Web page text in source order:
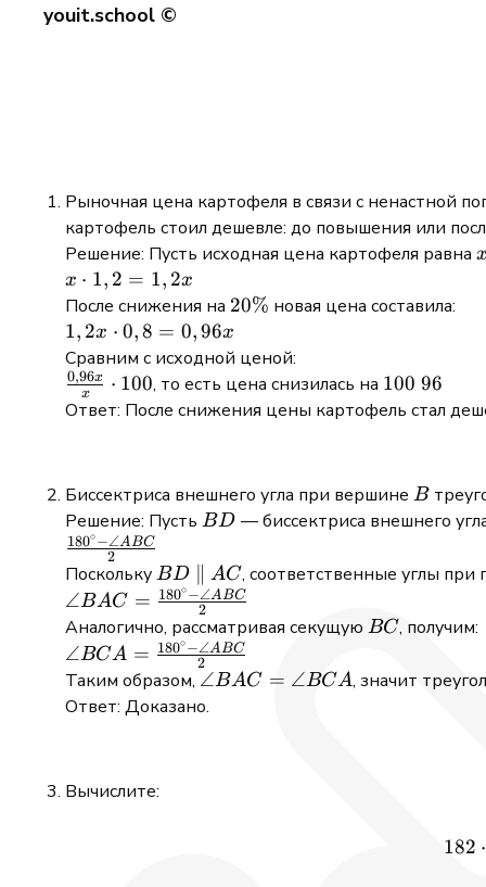
youit.school ©
Рыночная цена картофеля в связи с ненастной
картофель стоил дешевле: до повышения или
Решение: Пусть исходная цена картофеля равна x
x
\cdot
1,2 =
1,2x
x ⋅ 1, 2 = 1, 2x
После снижения на 20\%
20% новая цена составила:
1,2x
\cdot
0,8 =
0,96x
1, 2x ⋅ 0,8 = 0,96x
Сравним с исходной ценой:
\frac{0,96x}
{x} \cdot
x
0,96x ⋅ 100, то есть цена снизилась на 100\
96%
100 96
Ответ: После снижения цены картофель стал
Биссектриса внешнего угла при вершине B
B
Решение: Пусть BD
BD — биссектриса внешнего
\frac{180^\circ
- \angle ABC}
{2}
2
180∘−∠ABC
ПосколькуBD
BD \parallel
AC
AC, соответственные углы
\angle BAC =
\frac{180^\circ
- \angle ABC}
{2}
∠BAC = 2
180∘−∠ABC
Аналогично, рассматривая секущую BC
BC, получим:
\angle BCA =
\frac{180^\circ
- \angle ABC}
∠BCA = 2
180∘−∠ABC
Таким образом, \angle
BAC
∠BAC = ∠BCA, значит
Ответ: Доказано.
Вычислите:
182 ⋅